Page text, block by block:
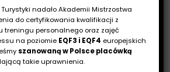
Wraz z popularyzacją […]
nadało Akademii Mistrzostwa
do certyfikowania kwalifikacji z
treningu personalnego oraz zajęć
na poziomie EQF3 i EQF4 europejskich
szanowaną w Polsce placówką
takie uprawnienia.